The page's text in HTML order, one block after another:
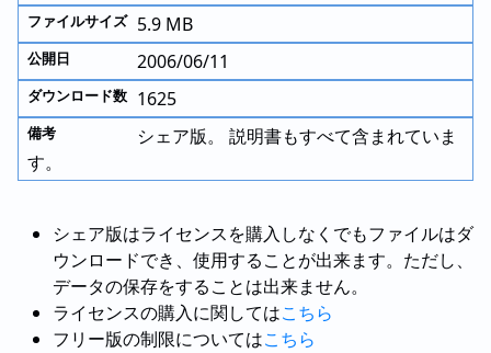
5.9 MB
2006/06/11
1625
シェア版。 説明書もすべて含まれていま
す。
シェア版はライセンスを購入しなくでもファイルはダ
ウンロードでき、使用することが出来ます。ただし、
データの保存をすることは出来ません。
ライセンスの購入に関してはこちら
フリー版の制限についてはこちら